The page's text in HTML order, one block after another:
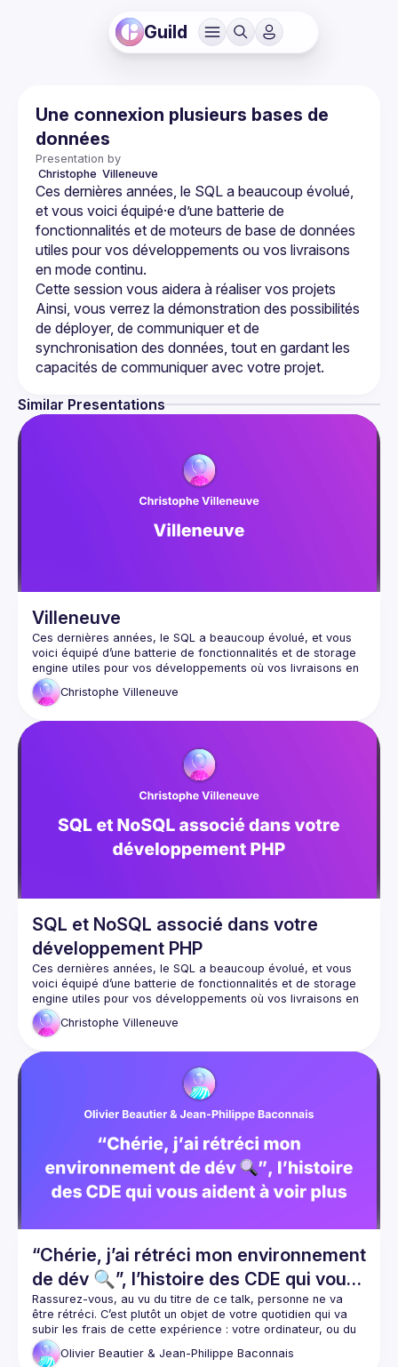
Guild
Une connexion plusieurs bases de
données
Presentation by
Christophe Villeneuve
Ces dernières années, le SQL a beaucoup évolué,
et vous voici équipé·e d’une batterie de
fonctionnalités et de moteurs de base de données
utiles pour vos développements ou vos livraisons
Cette session vous aidera à réaliser vos projets
Ainsi, vous verrez la démonstration des possibilités
de déployer, de communiquer et de
synchronisation des données, tout en gardant les
Similar Presentations
Villeneuve
Ces dernières années, le SQL a beaucoup évolué, et vous
voici équipé d’une batterie de fonctionnalités et de storage
engine utiles pour vos développements où vos livraisons en
continue.Mais, l’utilisation de clé/valeur, plus connue sous le
nom de JSON, est omniprésente dans les développements
à faciliter la réalisation de vos projets PHP. avec ou sans
Framework / CMS… en utilisant une seule connexion PHP
avec plusieurs formats de bases de données , tout en
Une occasion de découvrir qu'il est possible de l’utiliser
dans les projets classiques, modernes, de big data ou de
Christophe Villeneuve
SQL et NoSQL associé dans votre
développement PHP
Ces dernières années, le SQL a beaucoup évolué, et vous
voici équipé d’une batterie de fonctionnalités et de storage
engine utiles pour vos développements où vos livraisons en
continu.
Mais, l’utilisation de clé/valeur, plus connue sous le nom de
modernes et s'est aussi invitée dans les bases de données
A travers cette session, Christophe Villeneuve va vous aider
à faciliter la réalisation de vos projets PHP. avec ou sans
Framework / CMS… en utilisant une seule connexion PHP
avec plusieurs formats de bases de données , tout en
Une occasion de découvrir qu'il est possible de l’utiliser
dans les projets classiques, modernes, de big data ou de
Christophe Villeneuve
“Chérie, j’ai rétréci mon environnement
de dév 🔍”, l’histoire des CDE qui vous
aident à voir plus grand
Rassurez-vous, au vu du titre de ce talk, personne ne va
être rétréci. C’est plutôt un objet de votre quotidien qui va
subir les frais de cette expérience : votre ordinateur, ou du
moins sa configuration. Tout votre
développement va disparaître de votre poste de travail et
Olivier Beautier & Jean-Philippe Baconnais